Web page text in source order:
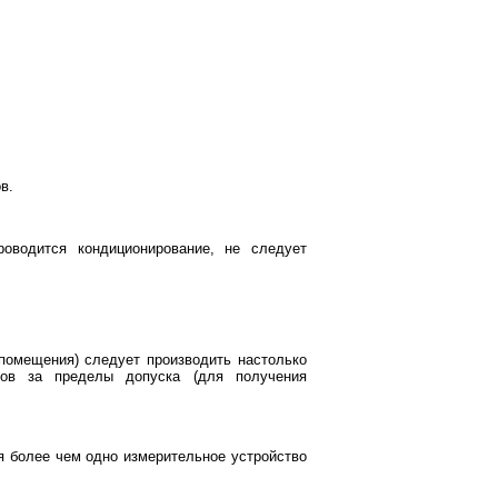
кондиционирование, не следует
следует производить настолько
за пределы допуска (для получения
более чем одно измерительное устройство